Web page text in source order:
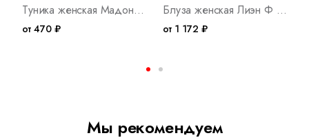
Туника женская Мадонна Е Арт. 9315
от 470 ₽
Блуза женская Лиэн Ф Арт. 10099
от 1 172 ₽
Мы рекомендуем